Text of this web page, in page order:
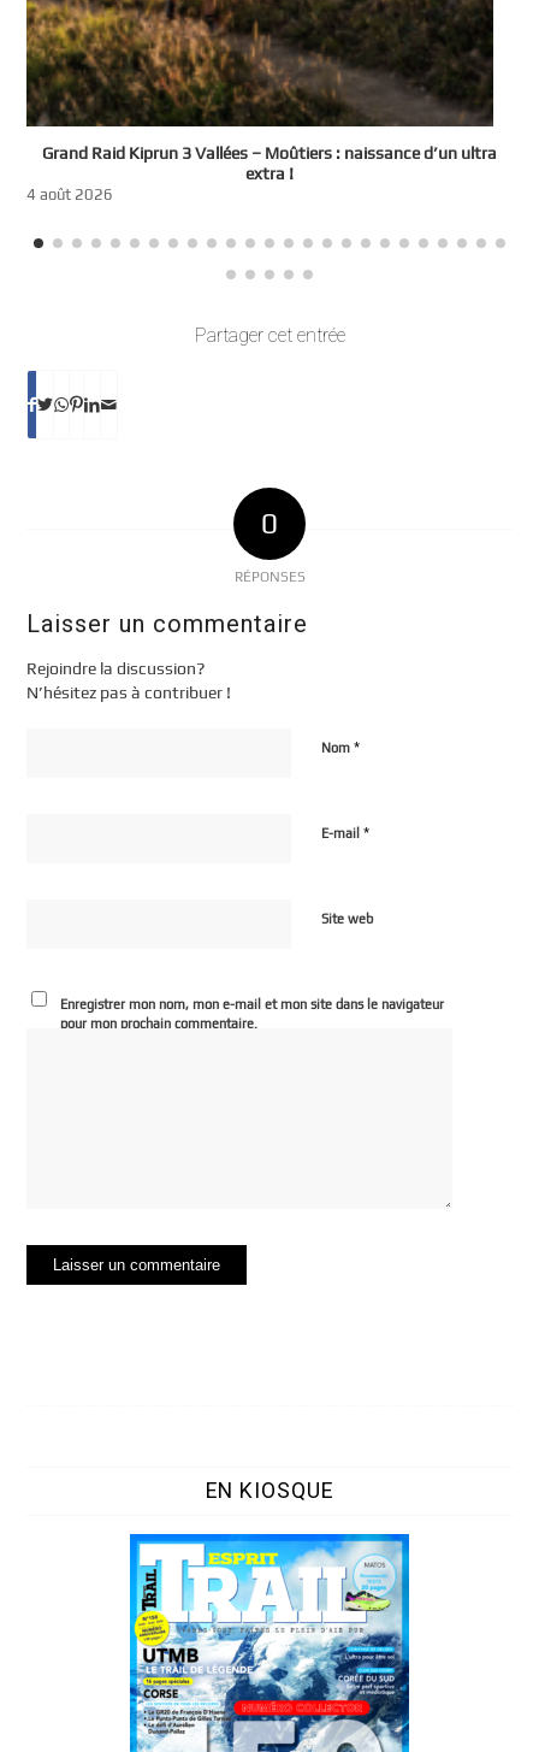
Grand Raid Kiprun 3 Vallées – Moûtiers : naissance d’un ultra
extra !
4 août 2026
Partager cet entrée
0
RÉPONSES
Laisser un commentaire
Rejoindre la discussion?
N’hésitez pas à contribuer !
Nom*
E-mail*
Site web
Enregistrer mon nom, mon e-mail et mon site dans le navigateur
pour mon prochain commentaire.
EN KIOSQUE